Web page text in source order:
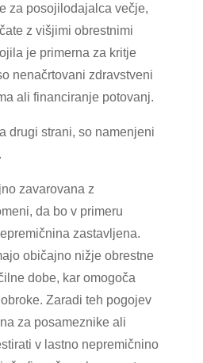
za posojilodajalca večje,
z višjimi obrestnimi
je primerna za kritje
nenačrtovani zdravstveni
ali financiranje potovanj.
drugi strani, so namenjeni
zavarovana z
da bo v primeru
zastavljena.
običajno nižje obrestne
dobe, kar omogoča
Zaradi teh pogojev
za posameznike ali
v lastno nepremičnino